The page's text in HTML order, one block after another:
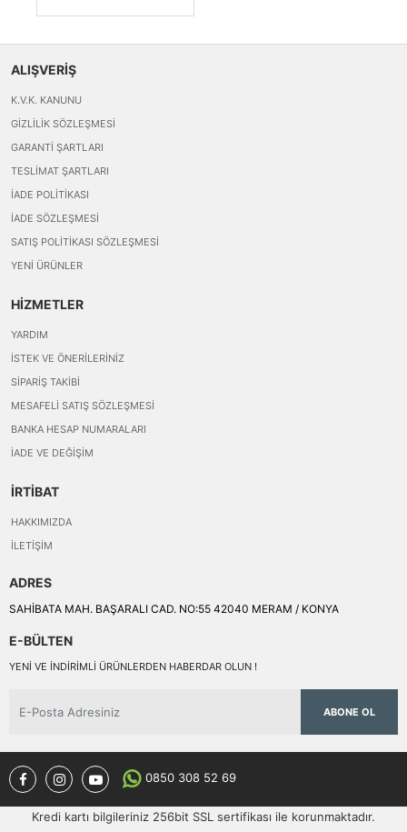
ALIŞVERİŞ
K.V.K. KANUNU
GIZLILIK SÖZLEŞMESI
GARANTI ŞARTLARI
TESLIMAT ŞARTLARI
İADE POLITIKASI
İADE SÖZLEŞMESI
SATIŞ POLITIKASI SÖZLEŞMESI
YENI ÜRÜNLER
HİZMETLER
YARDIM
İSTEK VE ÖNERILERINIZ
SIPARIŞ TAKIBI
MESAFELI SATIŞ SÖZLEŞMESI
BANKA HESAP NUMARALARI
İADE VE DEĞIŞIM
İRTİBAT
HAKKIMIZDA
İLETIŞIM
ADRES
SAHİBATA MAH. BAŞARALI CAD. NO:55 42040 MERAM / KONYA
E-BÜLTEN
YENI VE INDIRIMLI ÜRÜNLERDEN HABERDAR OLUN !
ABONE OL
0850 308 52 69
Kredi kartı bilgileriniz 256bit SSL sertifikası ile korunmaktadır.